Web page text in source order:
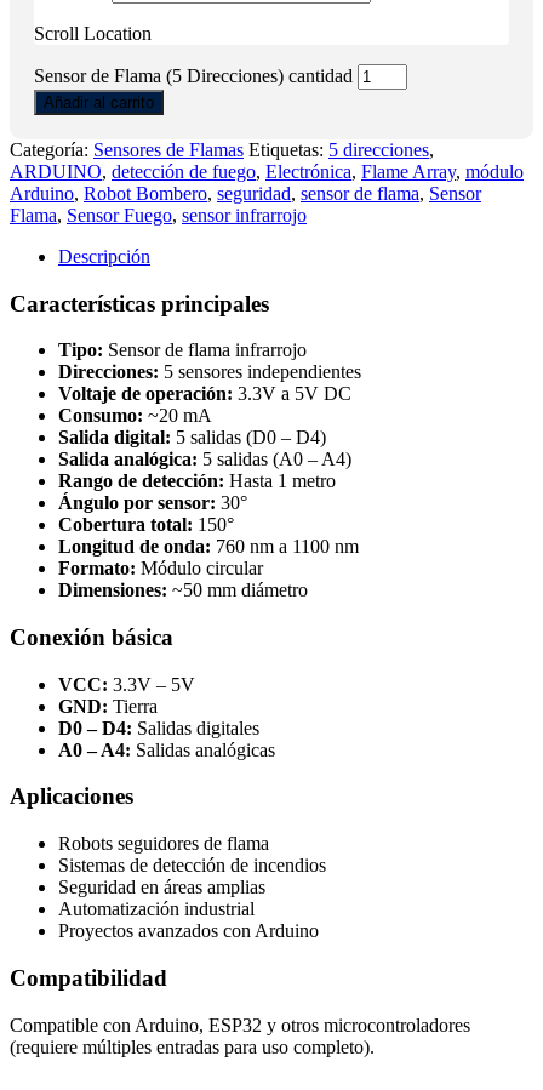
Scroll Location
Sensor de Flama (5 Direcciones) cantidad
Añadir al carrito
Categoría: Sensores de Flamas Etiquetas: 5 direcciones,
ARDUINO, detección de fuego, Electrónica, Flame Array, módulo
Arduino, Robot Bombero, seguridad, sensor de flama, Sensor
Flama, Sensor Fuego, sensor infrarrojo
Descripción
Características principales
Tipo: Sensor de flama infrarrojo
Direcciones: 5 sensores independientes
Voltaje de operación: 3.3V a 5V DC
Consumo: ~20 mA
Salida digital: 5 salidas (D0 – D4)
Salida analógica: 5 salidas (A0 – A4)
Rango de detección: Hasta 1 metro
Ángulo por sensor: 30°
Cobertura total: 150°
Longitud de onda: 760 nm a 1100 nm
Formato: Módulo circular
Dimensiones: ~50 mm diámetro
Conexión básica
VCC: 3.3V – 5V
GND: Tierra
D0 – D4: Salidas digitales
A0 – A4: Salidas analógicas
Aplicaciones
Robots seguidores de flama
Sistemas de detección de incendios
Seguridad en áreas amplias
Automatización industrial
Proyectos avanzados con Arduino
Compatibilidad
Compatible con Arduino, ESP32 y otros microcontroladores
(requiere múltiples entradas para uso completo).